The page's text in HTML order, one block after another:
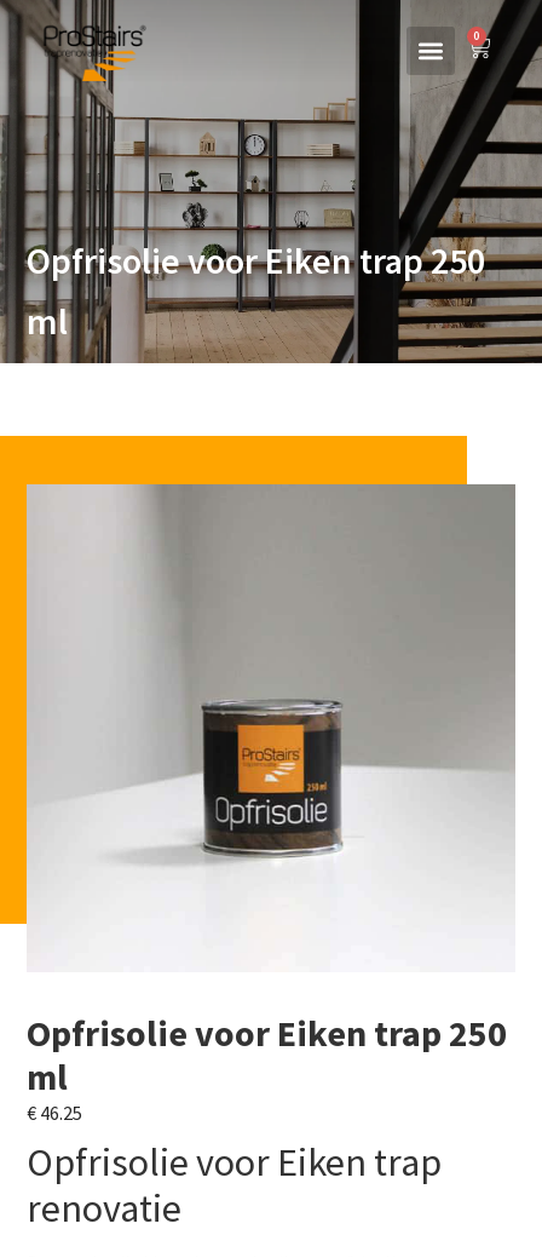
0
Opfrisolie voor Eiken trap 250
ml
Opfrisolie voor Eiken trap 250
ml
€ 46.25
Opfrisolie voor Eiken trap
renovatie